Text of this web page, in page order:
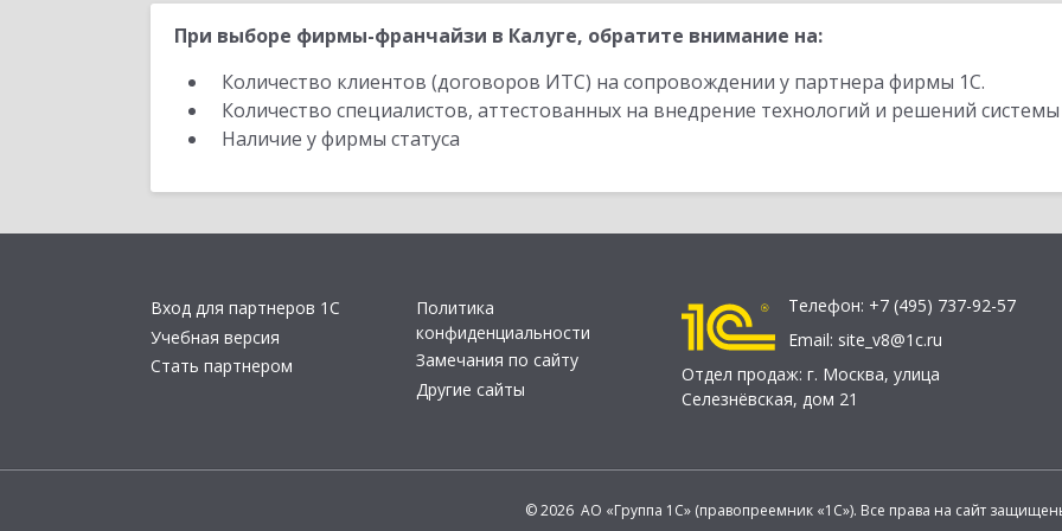
При выборе фирмы-франчайзи в Калуге, обратите внимание на:
Количество клиентов (договоров ИТС) на сопровождении у партнера фирмы 1С.
Количество специалистов, аттестованных на внедрение технологий и решений
Наличие у фирмы статуса
Вход для партнеров 1С
Учебная версия
Стать партнером
Политика
конфиденциальности
Замечания по сайту
Другие сайты
Телефон: +7 (495) 737-92-57
Email: site_v8@1c.ru
Отдел продаж: г. Москва, улица
Селезнёвская, дом 21
© 2026 АО «Группа 1С» (правопреемник «1С»). Все права на сайт